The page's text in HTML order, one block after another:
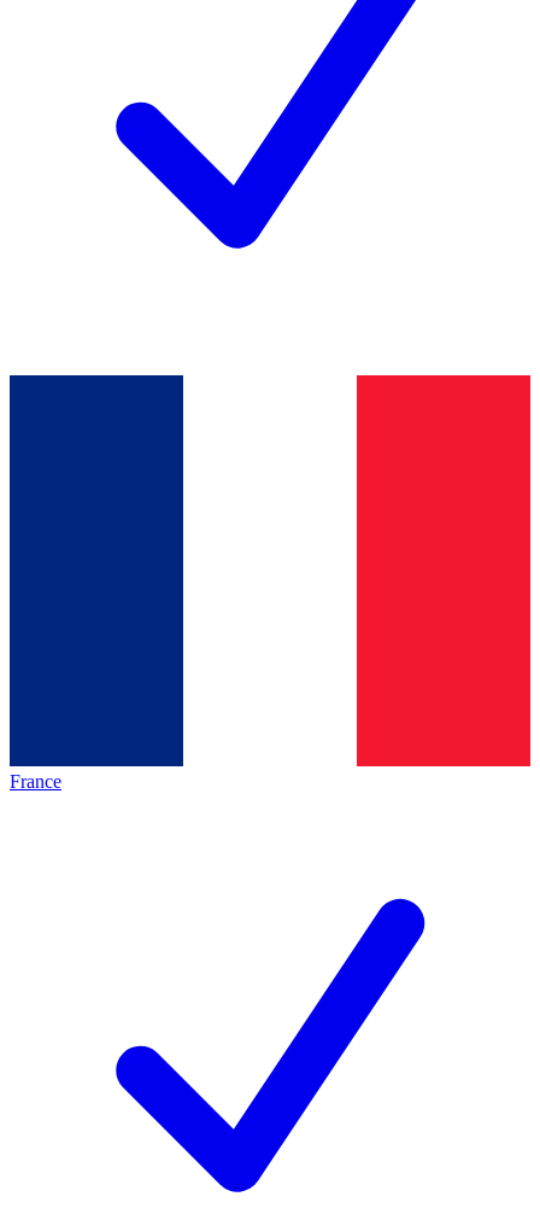
France